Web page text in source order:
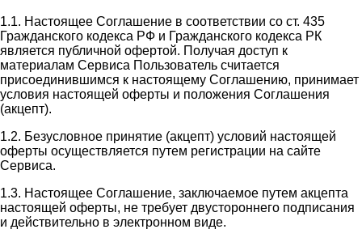
1.1. Настоящее Соглашение в соответствии со ст. 435
Гражданского кодекса РФ и Гражданского кодекса РК
является публичной офертой. Получая доступ к
материалам Сервиса Пользователь считается
присоединившимся к настоящему Соглашению, принимает
условия настоящей оферты и положения Соглашения
(акцепт).
1.2. Безусловное принятие (акцепт) условий настоящей
оферты осуществляется путем регистрации на сайте
Сервиса.
1.3. Настоящее Соглашение, заключаемое путем акцепта
настоящей оферты, не требует двустороннего подписания
и действительно в электронном виде.